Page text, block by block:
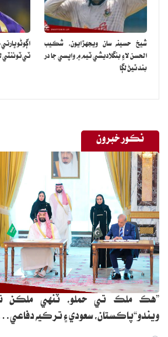
شيخ حسينه سان ويجهڙايون، شڪيب
الحسن لاءِ بنگلاديشي ٽيم ۾ واپسي جا در
بند ٿيڻ لڳا
اڳوڻو
ٽي ٽوئنٽي
نڪور خبرون
”هڪ ملڪ تي حملو، ٽنهي ملڪن
ويندو“پاڪستان، سعودي ۽ ترڪيه